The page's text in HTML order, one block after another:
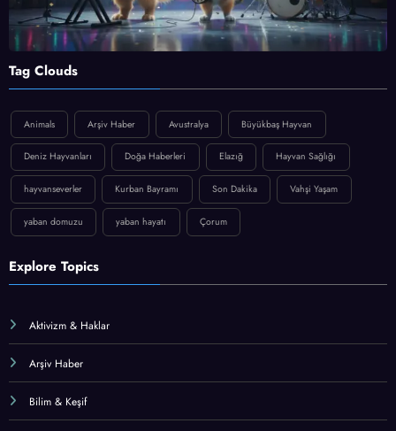
Tag Clouds
Animals Arşiv Haber Avustralya Büyükbaş Hayvan
Deniz Hayvanları Doğa Haberleri Elazığ Hayvan Sağlığı
hayvanseverler Kurban Bayramı Son Dakika Vahşi Yaşam
yaban domuzu yaban hayatı Çorum
Explore Topics
Aktivizm & Haklar
Arşiv Haber
Bilim & Keşif